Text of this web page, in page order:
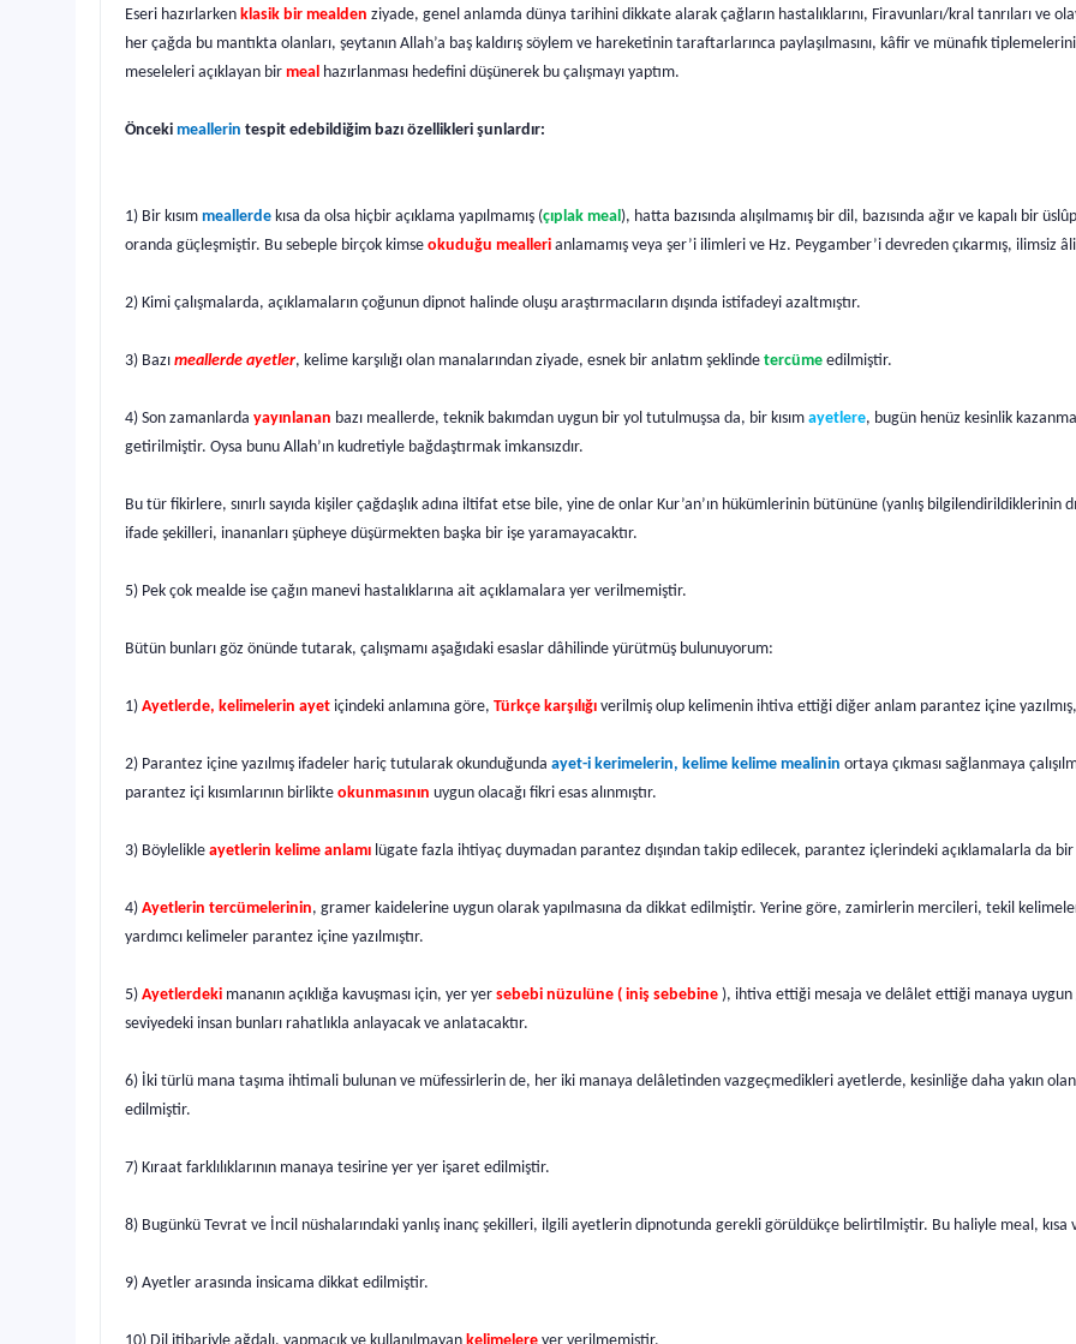
Eseri hazırlarken klasik bir mealden ziyade, genel anlamda dünya tarihini dikkate alarak çağların hastalıklarını, Firavunları/kral tanrıları ve
her çağda bu mantıkta olanları, şeytanın Allah’a baş kaldırış söylem ve hareketinin taraftarlarınca paylaşılmasını, kâfir ve münafık
meseleleri açıklayan bir meal hazırlanması hedefini düşünerek bu çalışmayı yaptım.
Önceki meallerin tespit edebildiğim bazı özellikleri şunlardır:
1) Bir kısım meallerde kısa da olsa hiçbir açıklama yapılmamış (çıplak meal ), hatta bazısında alışılmamış bir dil, bazısında ağır ve kapalı bir
oranda güçleşmiştir. Bu sebeple birçok kimse okuduğu mealleri anlamamış veya şer’i ilimleri ve Hz. Peygamber’i devreden çıkarmış, ilimsiz
2) Kimi çalışmalarda, açıklamaların çoğunun dipnot halinde oluşu araştırmacıların dışında istifadeyi azaltmıştır.
3) Bazı meallerde ayetler, kelime karşılığı olan manalarından ziyade, esnek bir anlatım şeklinde tercüme edilmiştir.
4) Son zamanlarda yayınlanan bazı meallerde, teknik bakımdan uygun bir yol tutulmuşsa da, bir kısım ayetlere, bugün henüz kesinlik
getirilmiştir. Oysa bunu Allah’ın kudretiyle bağdaştırmak imkansızdır.
Bu tür fikirlere, sınırlı sayıda kişiler çağdaşlık adına iltifat etse bile, yine de onlar Kur’an’ın hükümlerinin bütününe (yanlış
ifade şekilleri, inananları şüpheye düşürmekten başka bir işe yaramayacaktır.
5) Pek çok mealde ise çağın manevi hastalıklarına ait açıklamalara yer verilmemiştir.
Bütün bunları göz önünde tutarak, çalışmamı aşağıdaki esaslar dâhilinde yürütmüş bulunuyorum:
1) Ayetlerde, kelimelerin ayet içindeki anlamına göre, Türkçe karşılığı verilmiş olup kelimenin ihtiva ettiği diğer anlam parantez içine
2) Parantez içine yazılmış ifadeler hariç tutularak okunduğunda ayet-i kerimelerin, kelime kelime mealinin ortaya çıkması sağlanmaya
parantez içi kısımlarının birlikte okunmasının uygun olacağı fikri esas alınmıştır.
3) Böylelikle ayetlerin kelime anlamı lügate fazla ihtiyaç duymadan parantez dışından takip edilecek, parantez içlerindeki açıklamalarla da bir
4) Ayetlerin tercümelerinin, gramer kaidelerine uygun olarak yapılmasına da dikkat edilmiştir. Yerine göre, zamirlerin mercileri, tekil
yardımcı kelimeler parantez içine yazılmıştır.
5) Ayetlerdeki mananın açıklığa kavuşması için, yer yer sebebi nüzulüne ( iniş sebebine ), ihtiva ettiği mesaja ve delâlet ettiği manaya uygun
seviyedeki insan bunları rahatlıkla anlayacak ve anlatacaktır.
6) İki türlü mana taşıma ihtimali bulunan ve müfessirlerin de, her iki manaya delâletinden vazgeçmedikleri ayetlerde, kesinliğe daha yakın
edilmiştir.
7) Kıraat farklılıklarının manaya tesirine yer yer işaret edilmiştir.
8) Bugünkü Tevrat ve İncil nüshalarındaki yanlış inanç şekilleri, ilgili ayetlerin dipnotunda gerekli görüldükçe belirtilmiştir. Bu haliyle meal, kısa
9) Ayetler arasında insicama dikkat edilmiştir.